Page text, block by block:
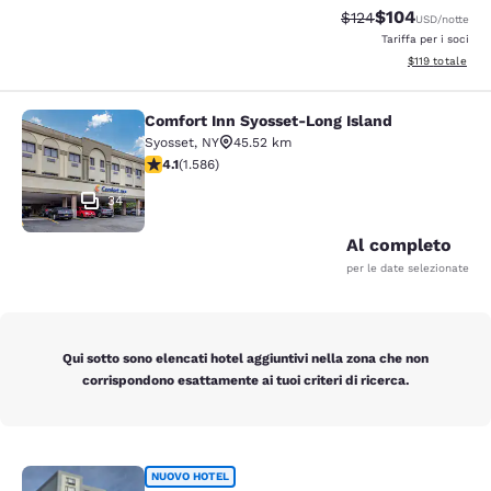
Tariffa di barratura:
$124Tariffa
$104USD/notte
Tariffa per i soci
Visualizza i
$119 totale
Comfort Inn Syosset-Long Island
34
Comfort Inn Syosset-Long Island
Syosset, NY
45.52 km
Valutazione di 4.11 stelle. Molto buono. 1586 recensioni
4.1(1.586)
Al completo
per le date selezionate
Qui sotto sono elencati hotel aggiuntivi nella zona che non
corrispondono esattamente ai tuoi criteri di ricerca.
Sleep Inn NUOVO HOTEL